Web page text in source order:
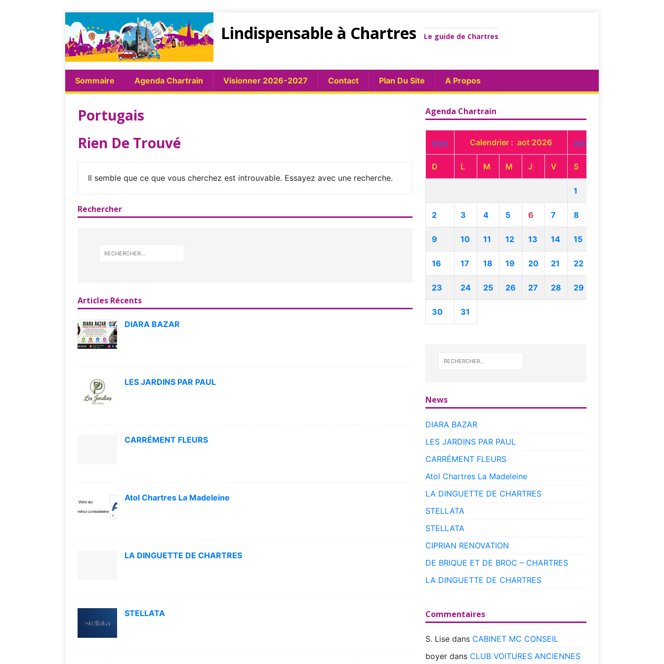
Lindispensable à Chartres Le guide de Chartres
Sommaire Agenda Chartrain Visionner 2026-2027 Contact Plan Du Site A Propos
Portugais
Rien De Trouvé
Il semble que ce que vous cherchez est introuvable. Essayez avec une recherche.
Rechercher
Articles Récents
DIARA BAZAR
LES JARDINS PAR PAUL
CARRÉMENT FLEURS
Atol Chartres La Madeleine
LA DINGUETTE DE CHARTRES
STELLATA
Agenda Chartrain
<<< Calendrier : aot 2026 >>>
D L M M J V S
1
2 3 4 5 6 7 8
9 10 11 12 13 14 15
16 17 18 19 20 21 22
23 24 25 26 27 28 29
30 31
News
DIARA BAZAR
LES JARDINS PAR PAUL
CARRÉMENT FLEURS
Atol Chartres La Madeleine
LA DINGUETTE DE CHARTRES
STELLATA
STELLATA
CIPRIAN RENOVATION
DE BRIQUE ET DE BROC – CHARTRES
LA DINGUETTE DE CHARTRES
Commentaires
S. Lisedans CABINET MC CONSEIL
boyerdans CLUB VOITURES ANCIENNES